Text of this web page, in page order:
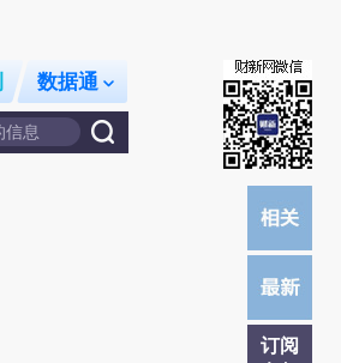
数据通
订阅